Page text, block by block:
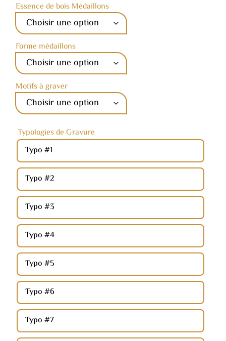
Essence de bois Médaillons
Forme médaillons
Motifs à graver
Typologies de Gravure
Typo #1
Typo #2
Typo #3
Typo #4
Typo #5
Typo #6
Typo #7